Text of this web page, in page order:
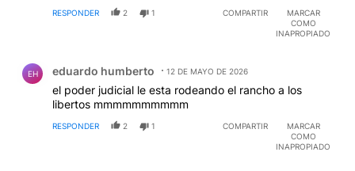
RESPONDER 2 1 COMPARTIR
MARCAR
COMO
INAPROPIADO
EH eduardo humberto 12 DE MAYO DE 2026
el poder judicial le esta rodeando el rancho a los
libertos mmmmmmmmmm
RESPONDER 2 1 COMPARTIR
MARCAR
COMO
INAPROPIADO